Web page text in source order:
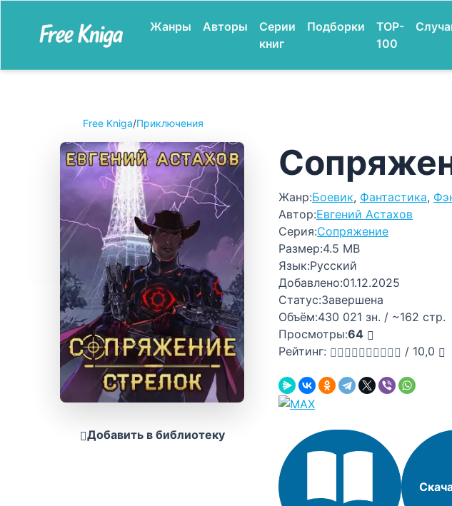
Жанры Авторы
Серии
книг
Подборки
TOP-
100
Free Kniga/Приключения
Добавить в библиотеку
Жанр:Боевик, Фантастика,
Автор:Евгений Астахов
Серия:Сопряжение
Размер:4.5 MB
Язык:Русский
Добавлено:01.12.2025
Статус:Завершена
Объём:430 021 зн. / ~162 стр.
Просмотры:64
Рейтинг:
/ 10,0